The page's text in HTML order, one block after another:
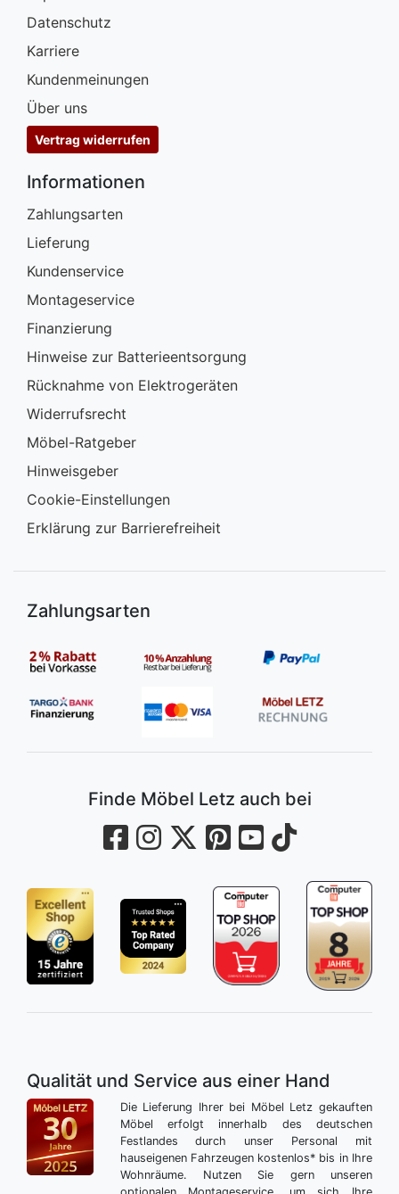
Datenschutz
Karriere
Kundenmeinungen
Über uns
Vertrag widerrufen
Informationen
Zahlungsarten
Lieferung
Kundenservice
Montageservice
Finanzierung
Hinweise zur Batterieentsorgung
Rücknahme von Elektrogeräten
Widerrufsrecht
Möbel-Ratgeber
Hinweisgeber
Cookie-Einstellungen
Erklärung zur Barrierefreiheit
Zahlungsarten
Finde Möbel Letz auch bei
Qualität und Service aus einer Hand
Die Lieferung Ihrer bei Möbel Letz gekauften
Möbel erfolgt innerhalb des deutschen
Festlandes durch unser Personal mit
hauseigenen Fahrzeugen kostenlos* bis in Ihre
Wohnräume. Nutzen Sie gern unseren